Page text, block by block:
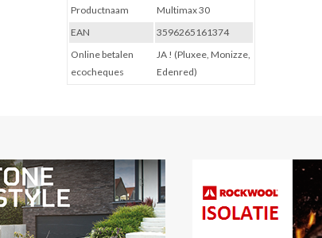
Productnaam
Multimax 30
EAN
3596265161374
Online betalen
ecocheques
JA ! (Pluxee, Monizze,
Edenred)